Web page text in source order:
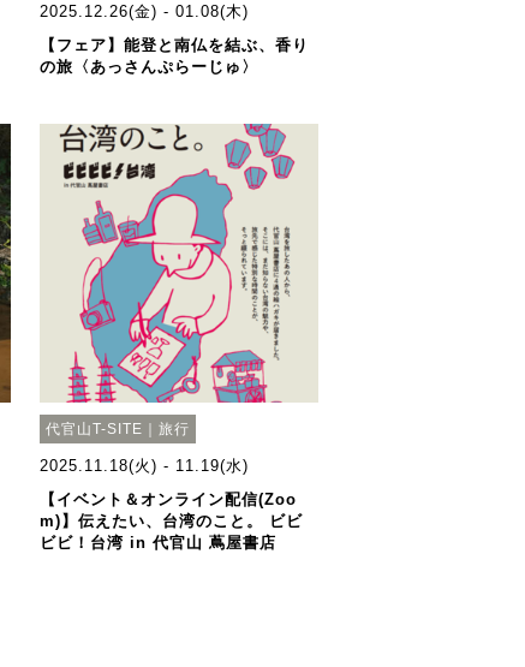
2025.12.26(金) - 01.08(木)
【フェア】能登と南仏を結ぶ、香り
の旅〈あっさんぷらーじゅ〉
代官山T-SITE｜旅行
2025.11.18(火) - 11.19(水)
【イベント＆オンライン配信(Zoo
m)】伝えたい、台湾のこと。 ビビ
ビビ！台湾 in 代官山 蔦屋書店​ ​